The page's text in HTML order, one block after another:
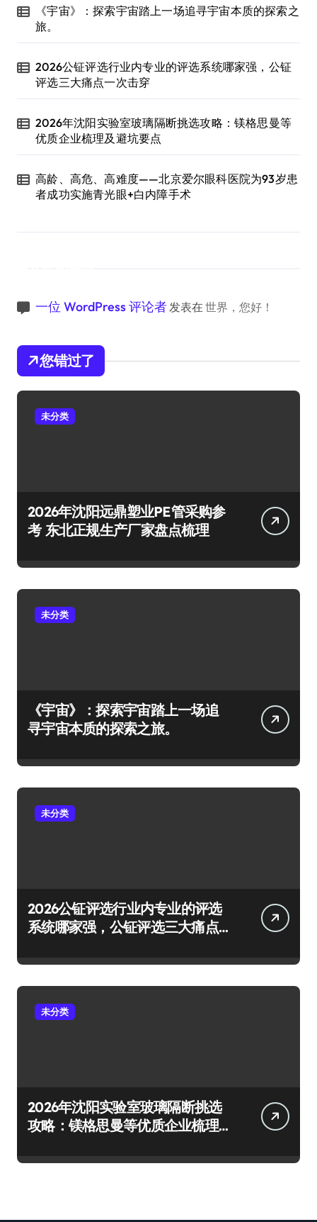
《宇宙》：探索宇宙踏上一场追寻宇宙本质的探索之
旅。
2026公钲评选行业内专业的评选系统哪家强，公钲
评选三大痛点一次击穿
2026年沈阳实验室玻璃隔断挑选攻略：镁格思曼等
优质企业梳理及避坑要点
高龄、高危、高难度——北京爱尔眼科医院为93岁患
者成功实施青光眼+白内障手术
一位 WordPress 评论者发表在 世界，您好！
您错过了
未分类
2026年沈阳远鼎塑业PE管采购参
考 东北正规生产厂家盘点梳理
未分类
《宇宙》：探索宇宙踏上一场追
寻宇宙本质的探索之旅。
未分类
2026公钲评选行业内专业的评选
系统哪家强，公钲评选三大痛点
未分类
2026年沈阳实验室玻璃隔断挑选
攻略：镁格思曼等优质企业梳理